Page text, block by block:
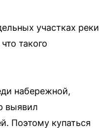
участках реки
такого
набережной,
выявил
Поэтому купаться